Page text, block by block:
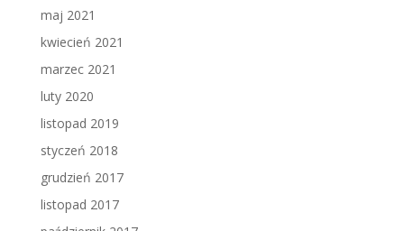
maj 2021
kwiecień 2021
marzec 2021
luty 2020
listopad 2019
styczeń 2018
grudzień 2017
listopad 2017